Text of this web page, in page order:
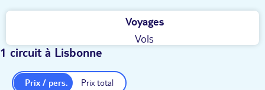
Voyages
Vols
1 circuit à Lisbonne
Prix total
Prix / pers.